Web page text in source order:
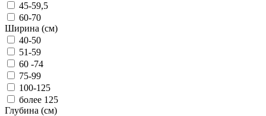
45-59,5
60-70
Ширина (см)
40-50
51-59
60 -74
75-99
100-125
более 125
Глубина (см)